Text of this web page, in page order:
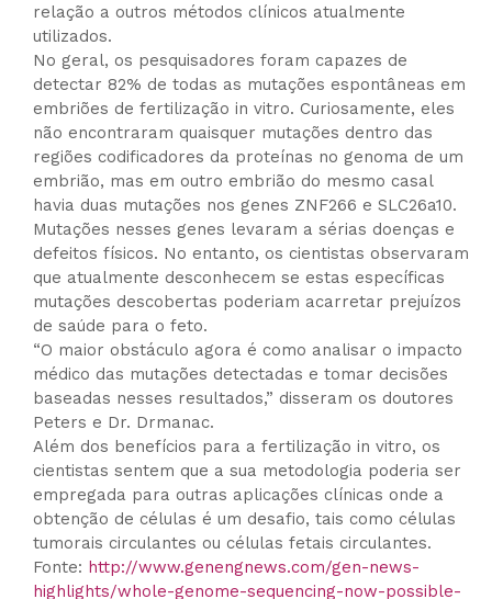
relação a outros métodos clínicos atualmente
utilizados.
No geral, os pesquisadores foram capazes de
detectar 82% de todas as mutações espontâneas em
embriões de fertilização in vitro. Curiosamente, eles
não encontraram quaisquer mutações dentro das
regiões codificadores da proteínas no genoma de um
embrião, mas em outro embrião do mesmo casal
havia duas mutações nos genes ZNF266 e SLC26a10.
Mutações nesses genes levaram a sérias doenças e
defeitos físicos. No entanto, os cientistas observaram
que atualmente desconhecem se estas específicas
mutações descobertas poderiam acarretar prejuízos
de saúde para o feto.
“O maior obstáculo agora é como analisar o impacto
médico das mutações detectadas e tomar decisões
baseadas nesses resultados,” disseram os doutores
Peters e Dr. Drmanac.
Além dos benefícios para a fertilização in vitro, os
cientistas sentem que a sua metodologia poderia ser
empregada para outras aplicações clínicas onde a
obtenção de células é um desafio, tais como células
tumorais circulantes ou células fetais circulantes.
Fonte: http://www.genengnews.com/gen-news-
highlights/whole-genome-sequencing-now-possible-